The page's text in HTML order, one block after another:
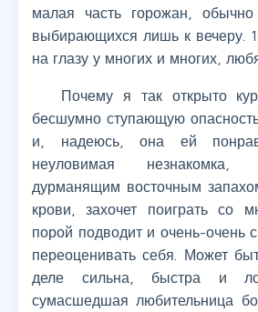
малая часть горожан,
выбирающихся лишь к вечеру.
на глазу у многих и многих,
Почему я так открыто
бесшумно ступающую
и, надеюсь, она ей
неуловимая
дурманящим восточным
крови, захочет поиграть со
порой подводит и очень-очень
переоценивать себя. Может
деле сильна, быстра и
сумасшедшая любительница